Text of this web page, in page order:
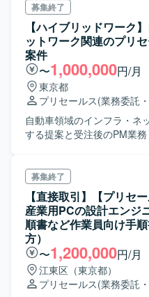
募集終了
【ハイブリッドワーク
ットワーク関連のプリ
案件
〜1,000,000円/月
東京都
プリセールス(業務委託
自動車領域のインフラ・ネ
する提案と受注後のPM業務
募集終了
【直接取引】【プリセ
産業用PCの設計エンジ
順書など作業員向け手
方）
〜1,200,000円/月
江東区（東京都）
プリセールス(業務委託